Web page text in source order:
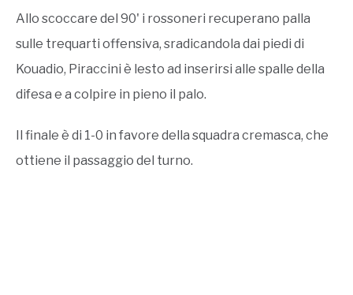
Allo scoccare del 90' i rossoneri recuperano palla
sulle trequarti offensiva, sradicandola dai piedi di
Kouadio, Piraccini è lesto ad inserirsi alle spalle della
difesa e a colpire in pieno il palo.
Il finale è di 1-0 in favore della squadra cremasca, che
ottiene il passaggio del turno.